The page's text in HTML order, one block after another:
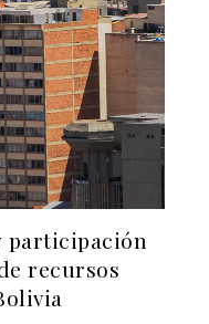
participación
recursos